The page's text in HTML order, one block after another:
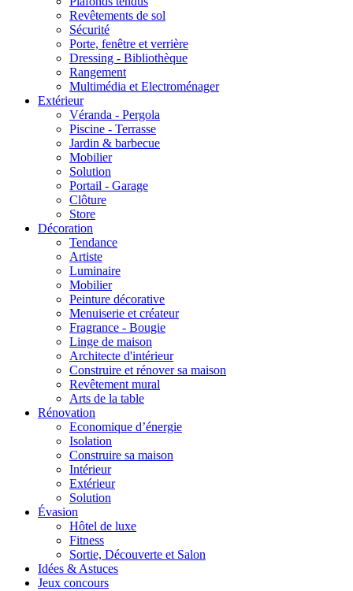
Revêtements de sol
Sécurité
Porte, fenêtre et verrière
Dressing - Bibliothèque
Rangement
Multimédia et Electroménager
Extérieur
Véranda - Pergola
Piscine - Terrasse
Jardin & barbecue
Mobilier
Solution
Portail - Garage
Clôture
Store
Décoration
Tendance
Artiste
Luminaire
Mobilier
Peinture décorative
Menuiserie et créateur
Fragrance - Bougie
Linge de maison
Architecte d'intérieur
Construire et rénover sa maison
Revêtement mural
Arts de la table
Rénovation
Economique d’énergie
Isolation
Construire sa maison
Intérieur
Extérieur
Solution
Évasion
Hôtel de luxe
Fitness
Sortie, Découverte et Salon
Idées & Astuces
Jeux concours